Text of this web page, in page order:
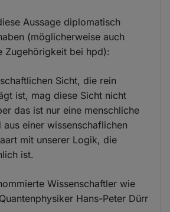
Aussage diplomatisch
(möglicherweise auch
Zugehörigkeit bei hpd):
Sicht, die rein
ist, mag diese Sicht nicht
das ist nur eine menschliche
aus einer wissenschaflichen
mit unserer Logik, die
ist.
Wissenschaftler wie
Hans-Peter Dürr